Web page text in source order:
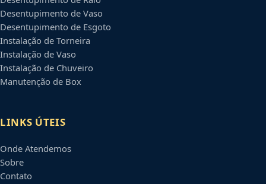
Desentupimento de Vaso
Desentupimento de Esgoto
Instalação de Torneira
Instalação de Vaso
Instalação de Chuveiro
Manutenção de Box
LINKS ÚTEIS
Onde Atendemos
Sobre
Contato